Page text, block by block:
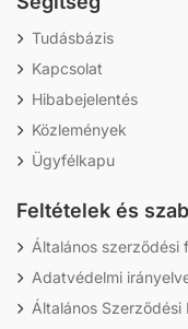
Tudásbázis
Kapcsolat
Hibabejelentés
Közlemények
Ügyfélkapu
Feltételek és
Általános szerződési
Adatvédelmi
Általános Szerződési